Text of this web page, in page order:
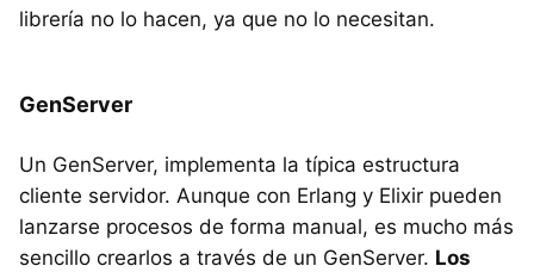
librería no lo hacen, ya que no lo necesitan.
GenServer
Un GenServer, implementa la típica estructura
cliente servidor. Aunque con Erlang y Elixir pueden
lanzarse procesos de forma manual, es mucho más
sencillo crearlos a través de un GenServer. Los